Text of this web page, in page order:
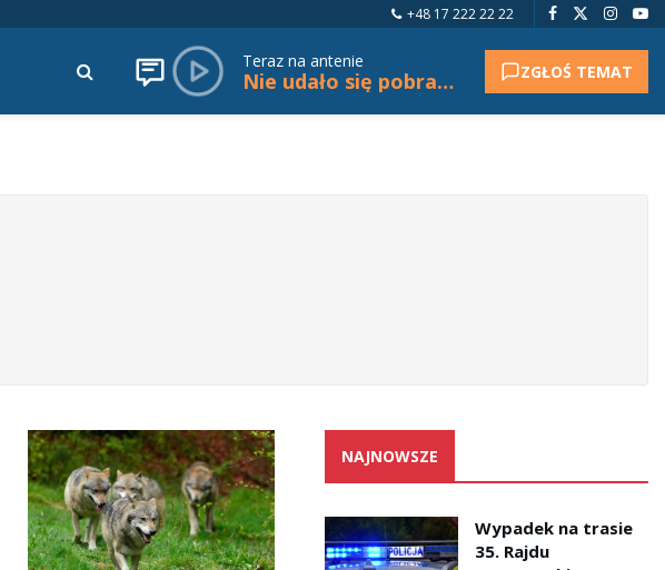
+48 17 222 22 22
Teraz na antenie
Nie udało się pobrać tytułu. ZGŁOŚ TEMAT
NAJNOWSZE
Wypadek na trasie
35. Rajdu